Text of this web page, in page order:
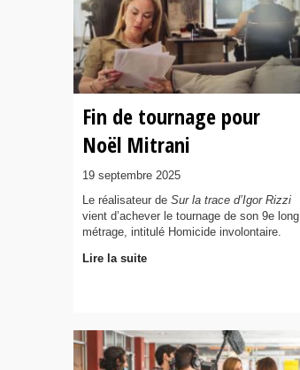
Fin de tournage pour
Noël Mitrani
19 septembre 2025
Le réalisateur de Sur la trace d’Igor Rizzi
vient d’achever le tournage de son 9e long
métrage, intitulé Homicide involontaire.
Lire la suite